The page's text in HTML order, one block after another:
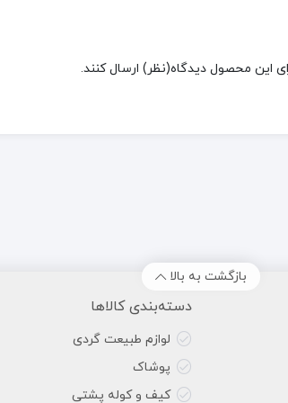
این محصول دیدگاه(نظر) ارسال کنند.
بازگشت به بالا
دسته‌بندی کالاها
لوازم طبیعت گردی
پوشاک
کیف و کوله پشتی